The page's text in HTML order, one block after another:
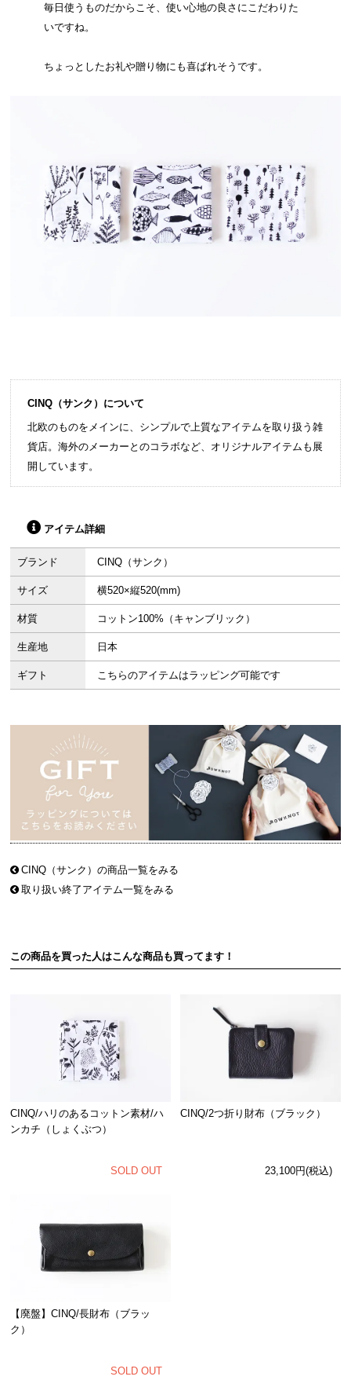
毎日使うものだからこそ、使い心地の良さにこだわりた
いですね。
ちょっとしたお礼や贈り物にも喜ばれそうです。
CINQ（サンク）について
北欧のものをメインに、シンプルで上質なアイテムを取り扱う雑
貨店。海外のメーカーとのコラボなど、オリジナルアイテムも展
開しています。
アイテム詳細
ブランド CINQ（サンク）
サイズ 横520×縦520(mm)
材質 コットン100%（キャンブリック）
生産地 日本
ギフト こちらのアイテムはラッピング可能です
CINQ（サンク）の商品一覧をみる
取り扱い終了アイテム一覧をみる
この商品を買った人はこんな商品も買ってます！
CINQ/ハリのあるコットン素材/ハ
ンカチ（しょくぶつ）
SOLD OUT
CINQ/2つ折り財布（ブラック）
23,100円(税込)
【廃盤】CINQ/長財布（ブラッ
ク）
SOLD OUT